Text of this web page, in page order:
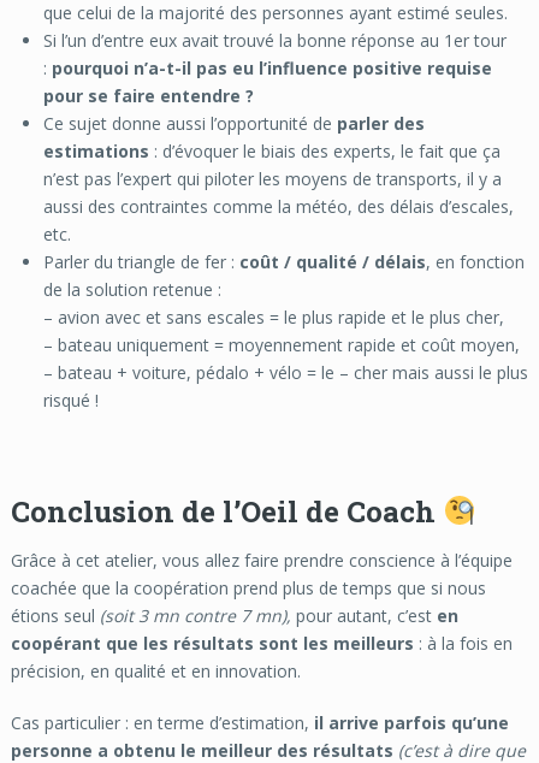
que celui de la majorité des personnes ayant estimé seules.
Si l’un d’entre eux avait trouvé la bonne réponse au 1 ertour
: pourquoi n’a-t-il pas eu l’influence positive requise
pour se faire entendre ?
Ce sujet donne aussi l’opportunité de parler des
estimations : d’évoquer le biais des experts, le fait que ça
n’est pas l’expert qui piloter les moyens de transports, il y a
aussi des contraintes comme la météo, des délais d’escales,
etc.
Parler du triangle de fer : coût / qualité / délais, en fonction
de la solution retenue :
– avion avec et sans escales = le plus rapide et le plus cher,
– bateau uniquement = moyennement rapide et coût moyen,
– bateau + voiture, pédalo + vélo = le – cher mais aussi le plus
risqué !
Conclusion de l’Oeil de Coach
Grâce à cet atelier, vous allez faire prendre conscience à l’équipe
coachée que la coopération prend plus de temps que si nous
étions seul (soit 3 mn contre 7 mn), pour autant, c’est en
coopérant que les résultats sont les meilleurs : à la fois en
précision, en qualité et en innovation.
Cas particulier : en terme d’estimation, il arrive parfois qu’une
personne a obtenu le meilleur des résultats (c’est à dire que